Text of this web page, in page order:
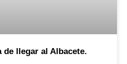
de llegar al Albacete.